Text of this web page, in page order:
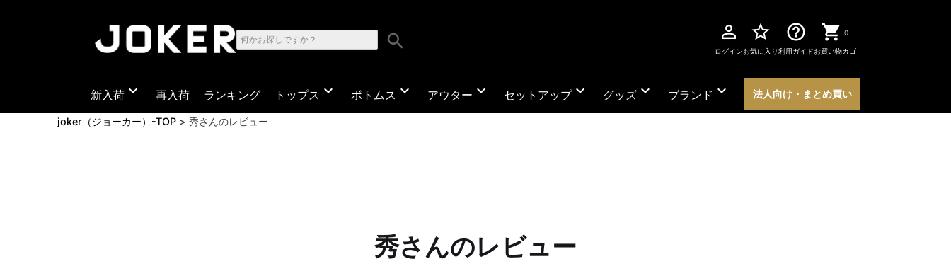
search perm_identity
ログイン
star_border
お気に入り
help_outline
利用ガイド
0
お買い物カゴ
新入荷 expand_more 再入荷 ランキング トップス expand_more ボトムス expand_more アウター expand_more セットアップexpand_more グッズ expand_more ブランド expand_more 法人向け・まとめ買い
joker（ジョーカー）-TOP 秀さんのレビュー
秀さんのレビュー